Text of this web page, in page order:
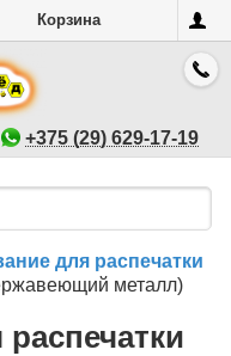
Корзина
+375 (29) 629-17-19
для распечатки
металл)